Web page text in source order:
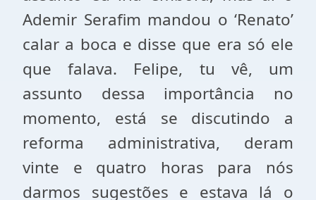
Ademir Serafim mandou o ‘Renato’
calar a boca e disse que era só ele
que falava. Felipe, tu vê, um
assunto dessa importância no
momento, está se discutindo a
reforma administrativa, deram
vinte e quatro horas para nós
darmos sugestões e estava lá o